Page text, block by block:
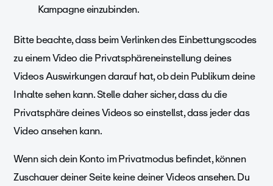
Kampagne einzubinden.
Bitte beachte, dass beim Verlinken des Einbettungscodes
zu einem Video die Privatsphäreneinstellung deines
Videos Auswirkungen darauf hat, ob dein Publikum deine
Inhalte sehen kann. Stelle daher sicher, dass du die
Privatsphäre deines Videos so einstellst, dass jeder das
Video ansehen kann.
Wenn sich dein Konto im Privatmodus befindet, können
Zuschauer deiner Seite keine deiner Videos ansehen. Du